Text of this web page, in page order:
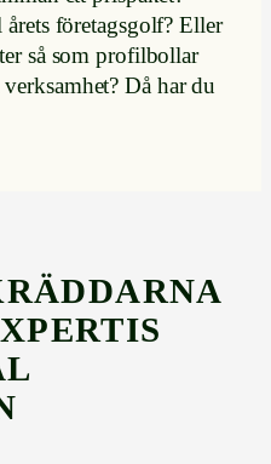
företagsgolf? Eller
så som profilbollar
Då har du